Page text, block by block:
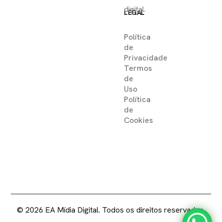
LEGAL
Política
de
Privacidade
Termos
de
Uso
Política
de
Cookies
digital.
© 2026 EA Mídia Digital. Todos os direitos reservados.